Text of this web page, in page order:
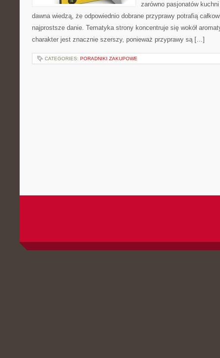
zarówno pasjonatów
dawna wiedzą, że odpowiednio dobrane przyprawy potrafią
najprostsze danie. Tematyka strony koncentruje się wokół
charakter jest znacznie szerszy, ponieważ przyprawy są […]
CATEGORIES: PORADNIKI ZAKUPOWE